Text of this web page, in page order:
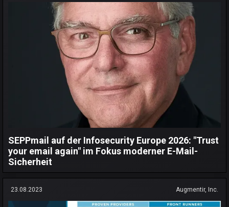
SEPPmail auf der Infosecurity Europe 2026: "Trust
your email again" im Fokus moderner E-Mail-
Sicherheit
23.08.2023 Augmentir, Inc.